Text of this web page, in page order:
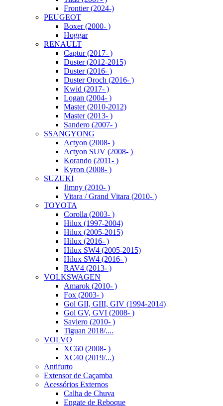
Frontier (2024-)
PEUGEOT
Boxer (2000- )
Hoggar
RENAULT
Captur (2017- )
Duster (2012-2015)
Duster (2016- )
Duster Oroch (2016- )
Kwid (2017- )
Logan (2004- )
Master (2010-2012)
Master (2013- )
Sandero (2007- )
SSANGYONG
Actyon (2008- )
Actyon SUV (2008- )
Korando (2011- )
Kyron (2008- )
SUZUKI
Jimny (2010- )
Vitara / Grand Vitara (2010- )
TOYOTA
Corolla (2003- )
Hilux (1997-2004)
Hilux (2005-2015)
Hilux (2016- )
Hilux SW4 (2005-2015)
Hilux SW4 (2016- )
RAV4 (2013- )
VOLKSWAGEN
Amarok (2010- )
Fox (2003- )
Gol GII, GIII, GIV (1994-2014)
Gol GV, GVI (2008- )
Saviero (2010- )
Tiguan 2018/....
VOLVO
XC60 (2008- )
XC40 (2019/...)
Antifurto
Extensor de Caçamba
Acessórios Externos
Calha de Chuva
Engate de Reboque